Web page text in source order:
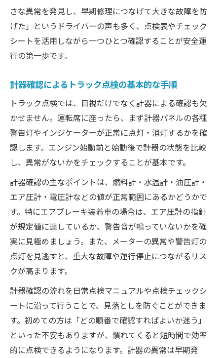
さな異常を発見し、早期修理につなげて大きな故障を防
げた」というドライバーの声も多く、点検表やチェック
シートを活用しながら一つひとつ確認することが安全運
行の第一歩です。
計器確認によるトラック点検の基本的な手順
トラック点検では、目視だけでなく計器による確認も欠
かせません。運転席に座ったら、まず計器パネルの各種
警告灯やインジケーターが正常に点灯・消灯するかを確
認します。エンジン始動前と始動後で計器の状態を比較
し、異常がないかをチェックすることが基本です。
計器確認の主なポイントは、燃料計・水温計・油圧計・
エア圧計・電圧計などの値が正常範囲にあるかどうかで
す。特にエアブレーキ装着車の場合は、エア圧計の指針
が規定値に達しているか、警告音が鳴っていないかを確
実に見極めましょう。また、メーターの異常や警告灯の
点灯を見逃すと、重大な故障や運行停止につながるリス
クが高まります。
計器確認の流れを日常点検マニュアルや点検チェックシ
ートに沿って行うことで、見落としを防ぐことができま
す。初めての方は「どの順番で確認すればよいか迷う」
といった不安もありますが、慣れてくると短時間で効率
的に点検できるようになります。計器の異常は早期発